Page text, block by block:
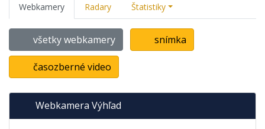
Webkamery Radary Štatistiky
všetky webkamery snímka
časozberné video
Webkamera Výhľad